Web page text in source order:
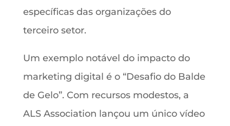
específicas das organizações do
terceiro setor.
Um exemplo notável do impacto do
marketing digital é o “Desafio do Balde
de Gelo”. Com recursos modestos, a
ALS Association lançou um único vídeo